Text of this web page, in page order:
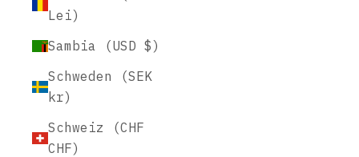
Lei)
Sambia (USD $)
Schweden (SEK
kr)
Schweiz (CHF
CHF)